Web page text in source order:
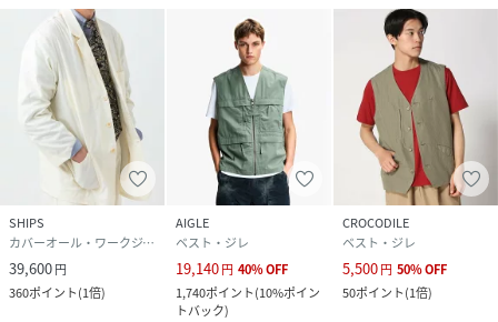
ります。
【同素材アイテムはこちら！】
SHIPS:〈MADEINFRANCE〉フレンチカバーオールジャケッ
ト
114-01-2009(※114012009)
※モールサイトによって(ハイフン/-)抜きでの品番表記とな
ります。
【注意事項】
※末永く愛用頂く為に、アテンションタグ・洗濯ネームを必
ずご確認の上、着用又はお取り扱いください。
SHIPS
カバーオール・ワークジャケット
39,600円
360ポイント(1倍)
AIGLE
ベスト・ジレ
19,140円 40%OFF
1,740ポイント(10%ポイン
トバック)
CROCODILE
ベスト・ジレ
5,500円 50%OFF
50ポイント(1倍)